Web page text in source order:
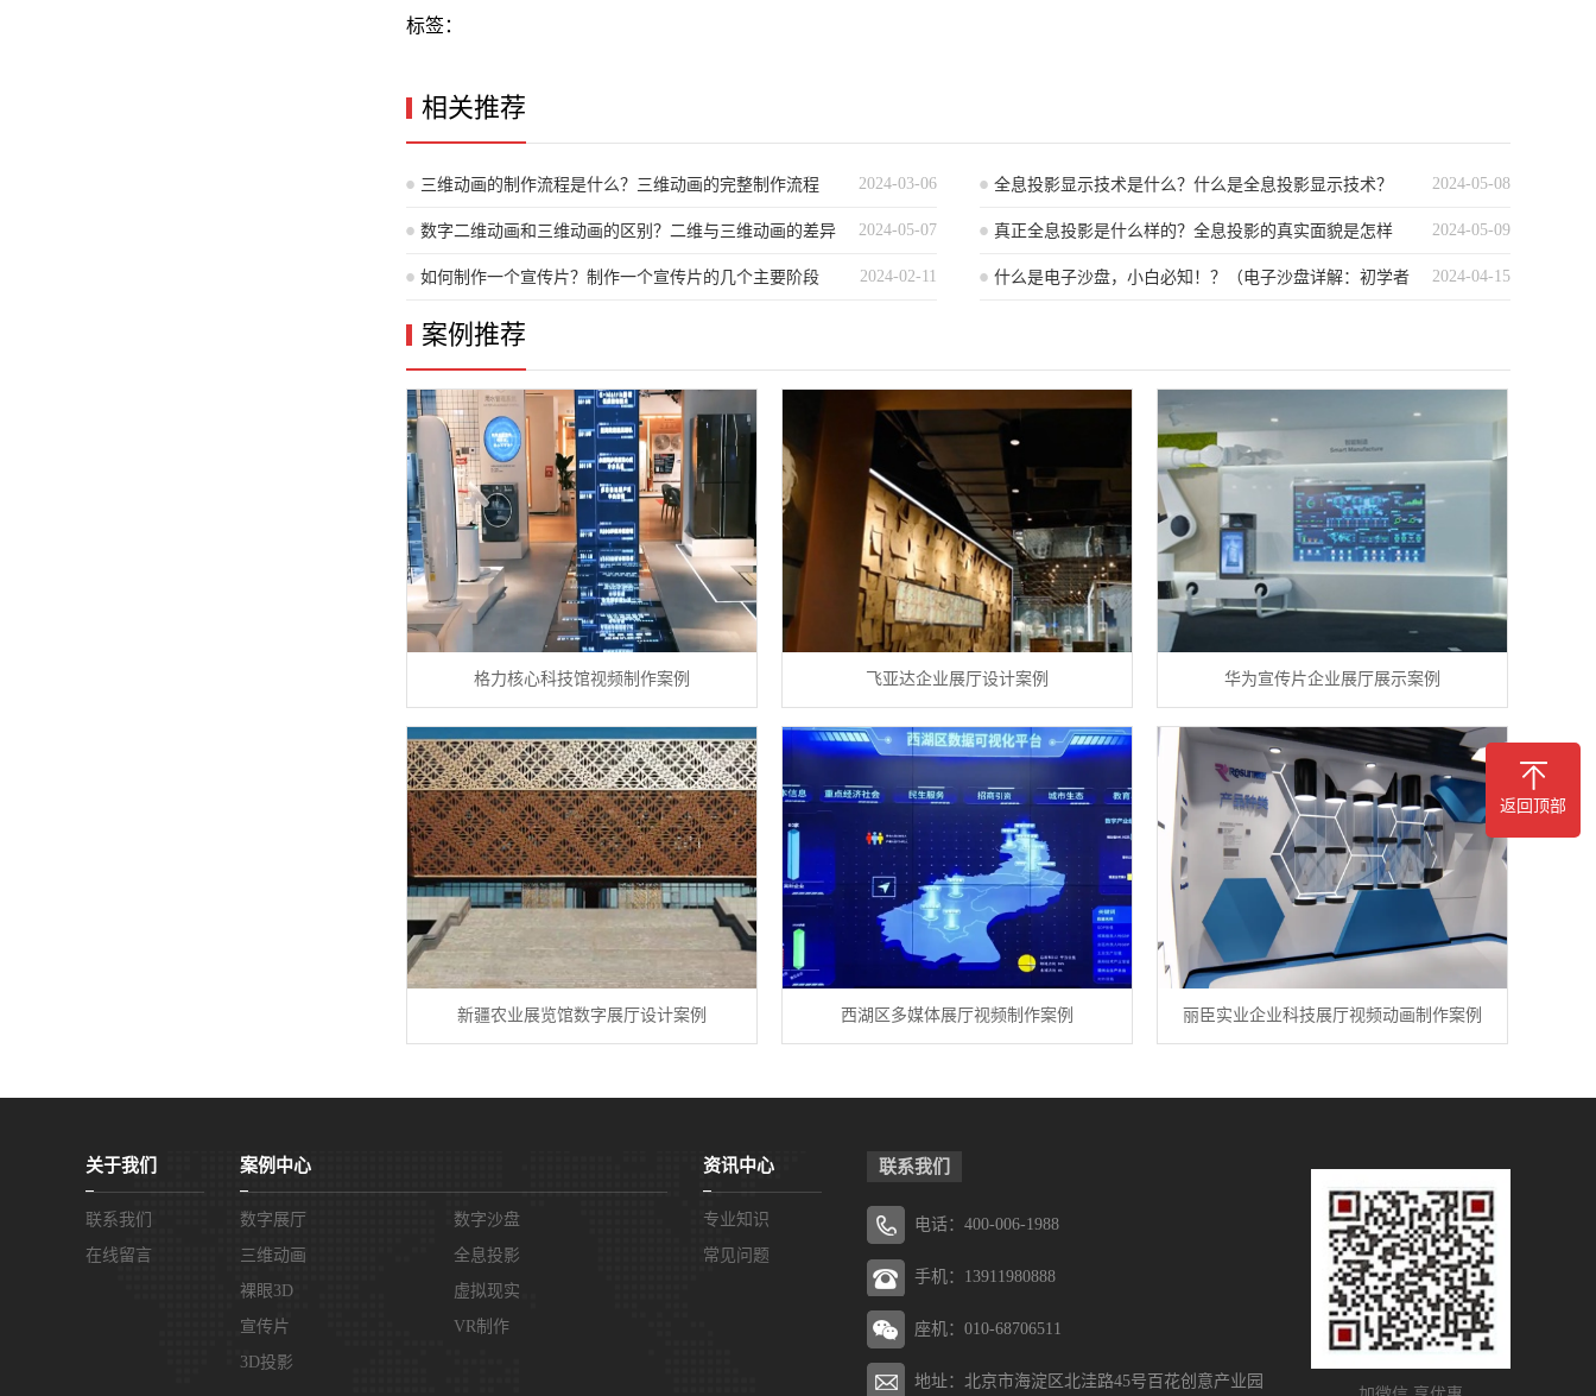
标签：
相关推荐
2024-03-06
三维动画的制作流程是什么？三维动画的完整制作流程 2024-05-08
全息投影显示技术是什么？什么是全息投影显示技术？
2024-05-07
数字二维动画和三维动画的区别？二维与三维动画的差异
性解析
2024-05-09
真正全息投影是什么样的？全息投影的真实面貌是怎样
的？
2024-02-11
如何制作一个宣传片？制作一个宣传片的几个主要阶段 2024-04-15
什么是电子沙盘，小白必知！？（电子沙盘详解：初学者
案例推荐
格力核心科技馆视频制作案例 飞亚达企业展厅设计案例 华为宣传片企业展厅展示案例
新疆农业展览馆数字展厅设计案例 西湖区多媒体展厅视频制作案例 丽臣实业企业科技展厅视频动画制作案例
关于我们
联系我们
在线留言
案例中心
数字展厅
数字沙盘
三维动画
全息投影
裸眼3D
虚拟现实
宣传片
VR制作
3D投影
资讯中心
专业知识
常见问题
联系我们
电话：400-006-1988
手机：13911980888
座机：010-68706511
地址：北京市海淀区北洼路45号百花创意产业园
返回顶部